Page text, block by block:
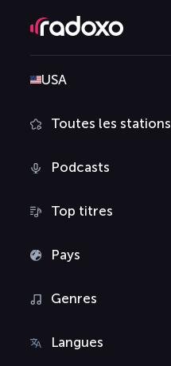
USA
Toutes les stations
Podcasts
Top titres
Pays
Genres
Langues